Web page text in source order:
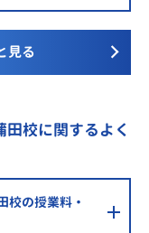
見る
校に関するよく
校の授業料・